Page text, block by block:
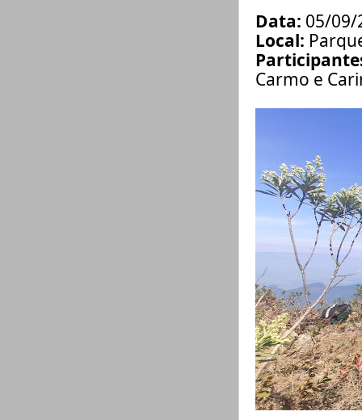
Data: 05/09/
Local:
Carmo e